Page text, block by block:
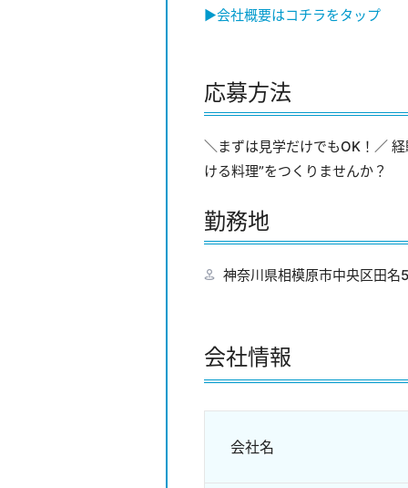
▶︎会社概要はコチラをタップ
応募方法
＼まずは見学だけでもOK！／
ける料理”をつくりませんか？
勤務地
神奈川県相模原市中央区田
会社情報
会社名